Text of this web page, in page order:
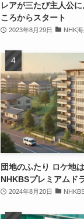
レアが三たび主人公
ころからスタート
2023年8月29日 NHK
団地のふたり ロケ地
NHKBSプレミアムド
2024年8月20日